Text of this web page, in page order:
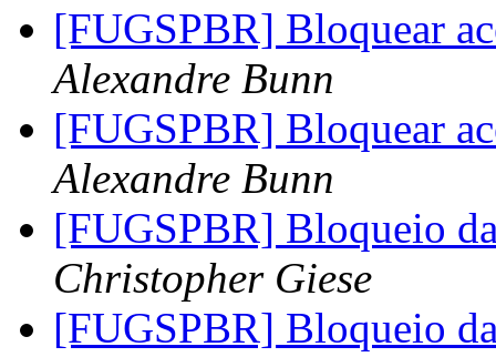
[FUGSPBR] Bloquear
Alexandre Bunn
[FUGSPBR] Bloquear
Alexandre Bunn
[FUGSPBR] Bloqueio
Christopher Giese
[FUGSPBR] Bloqueio